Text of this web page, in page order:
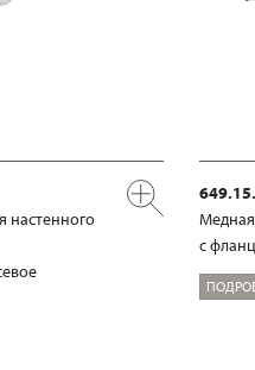
настенного
с